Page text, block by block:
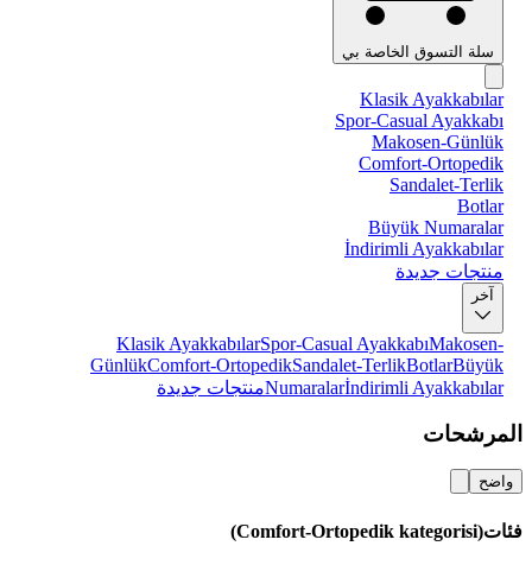
سلة التسوق الخاصة بي
Klasik Ayakkabılar
Spor-Casual Ayakkabı
Makosen-Günlük
Comfort-Ortopedik
Sandalet-Terlik
Botlar
Büyük Numaralar
İndirimli Ayakkabılar
منتجات جديدة
آخر
Klasik AyakkabılarSpor-Casual AyakkabıMakosen-
GünlükComfort-OrtopedikSandalet-TerlikBotlarBüyük
Numaralarİndirimli Ayakkabılar منتجات جديدة
المرشحات
واضح
فئات(Comfort-Ortopedik kategorisi)